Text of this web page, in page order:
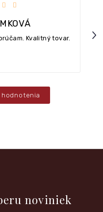
obchodu je 5 z 5 hviezdičiek.
Kvalitný tovar.
noviniek